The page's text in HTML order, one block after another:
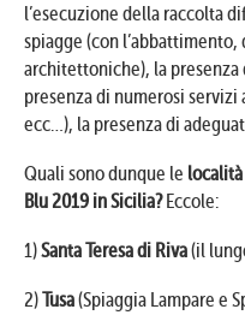
l’esecuzione della raccolta
spiagge (con
architettoniche), la
presenza di numerosi
ecc…), la presenza di
Quali sono dunque le
Blu 2019 in Sicilia?Eccole:
1)Santa Teresa di Riva(il
2)Tusa(Spiaggia Lampare e